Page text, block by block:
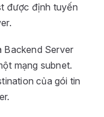
được định tuyến
Backend Server
mạng subnet.
của gói tin